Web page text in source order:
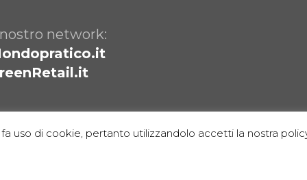
network:
uso di cookie, pertanto utilizzandolo accetti la nostra